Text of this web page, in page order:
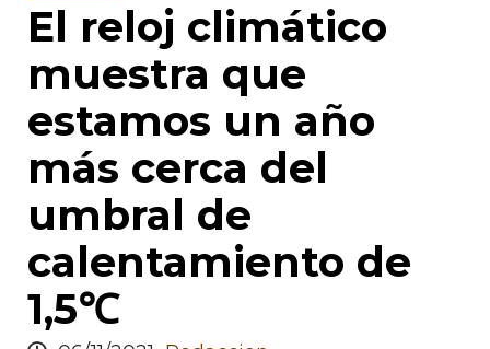
El reloj climático
muestra que
estamos un año
más cerca del
umbral de
calentamiento de
1,5℃